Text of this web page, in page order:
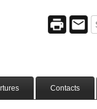
Contacts